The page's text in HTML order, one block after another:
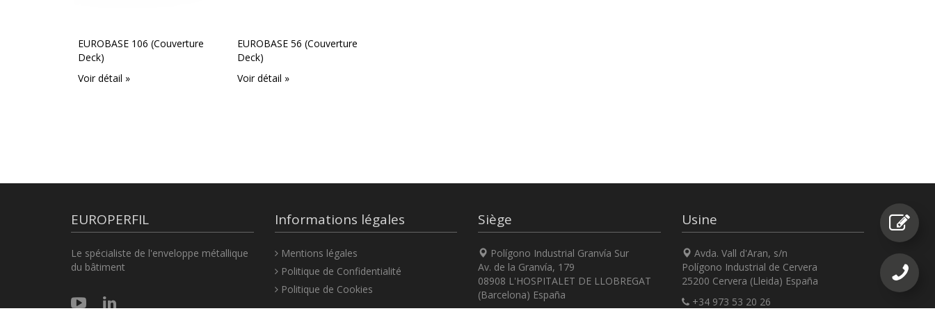
EUROBASE 106 (Couverture
Deck)
Voir détail »
EUROBASE 56 (Couverture
Deck)
Voir détail »
EUROPERFIL
Le spécialiste de l'enveloppe métallique
du bâtiment
Informations légales
Mentions légales
Politique de Confidentialité
Politique de Cookies
Siège
Polígono Industrial Granvía Sur
Av. de la Granvía, 179
08908 L'HOSPITALET DE LLOBREGAT
(Barcelona) España
Usine
Avda. Vall d'Aran, s/n
Polígono Industrial de Cervera
25200 Cervera (Lleida) España
+34 973 53 20 26